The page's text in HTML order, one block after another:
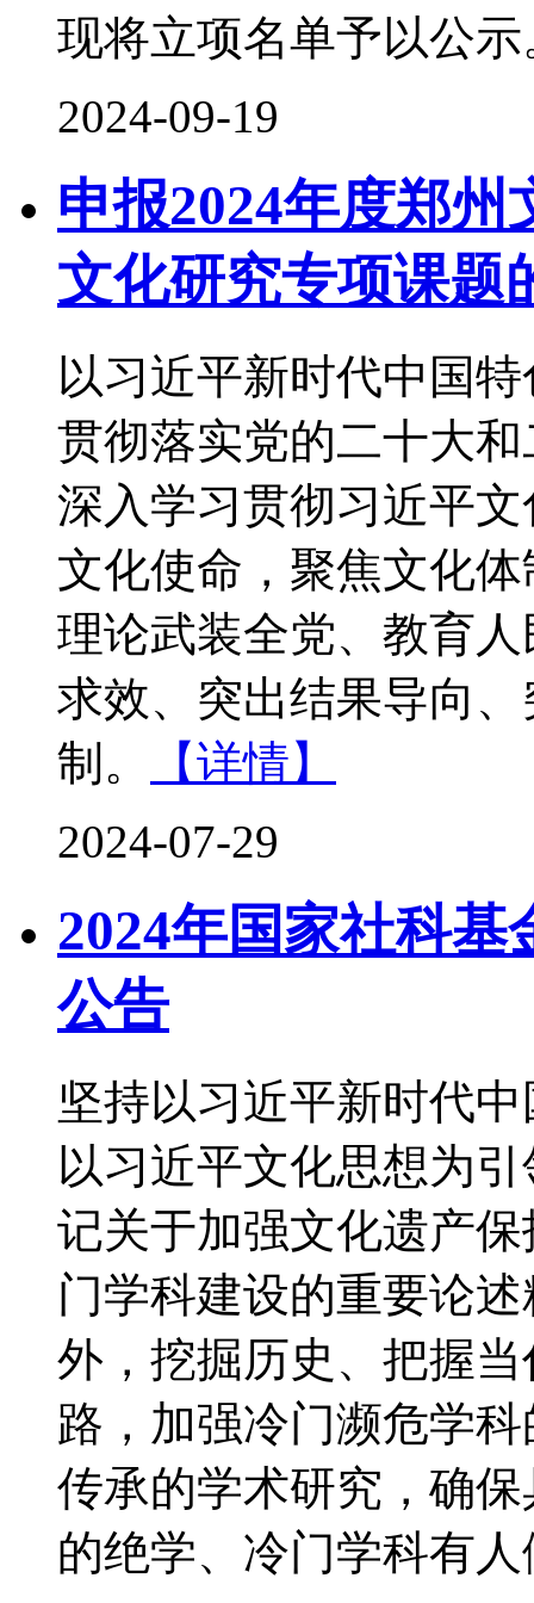
现将立项名单予以公示
2024-09-19
申报2024年度郑
文化研究专项课题
以习近平新时代中国
贯彻落实党的二十大
深入学习贯彻习近平
文化使命，聚焦文化
理论武装全党、教育
求效、突出结果导向
制。
【详情】
2024-07-29
2024年国家社科
公告
坚持以习近平新时代
以习近平文化思想为
记关于加强文化遗产
门学科建设的重要论
外，挖掘历史、把握
路，加强冷门濒危学
传承的学术研究，确
的绝学、冷门学科有